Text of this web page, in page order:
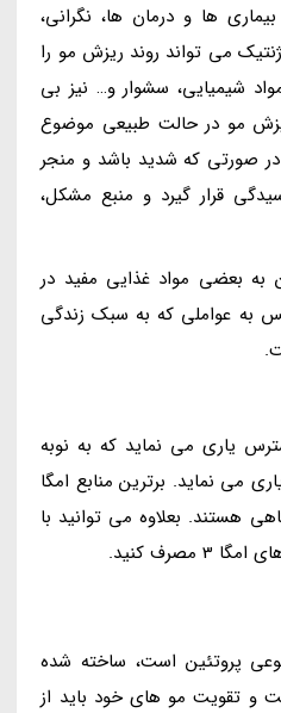
ها و درمان ها، نگرانی،
می تواند روند ریزش مو را
شیمیایی، سشوار و… نیز بی
مو در حالت طبیعی موضوع
در صورتی که شدید باشد و منجر
قرار گیرد و منبع مشکل،
به بعضی مواد غذایی مفید در
عواملی که به سبک زندگی
استرس یاری می نماید که به نوبه
می نماید. برترین منابع امگا
هستند. بعلاوه می توانید با
کنید.
پروتئین است، ساخته شده
و تقویت مو های خود باید از